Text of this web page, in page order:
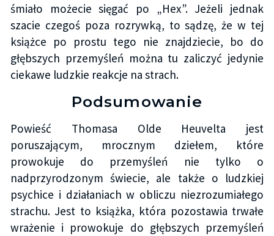
śmiało możecie sięgać po „Hex”. Jeżeli jednak
szacie czegoś poza rozrywką, to sądzę, że w tej
książce po prostu tego nie znajdziecie, bo do
głębszych przemyśleń można tu zaliczyć jedynie
ciekawe ludzkie reakcje na strach.
Podsumowanie
Powieść Thomasa Olde Heuvelta jest
poruszającym, mrocznym dziełem, które
prowokuje do przemyśleń nie tylko o
nadprzyrodzonym świecie, ale także o ludzkiej
psychice i działaniach w obliczu niezrozumiałego
strachu. Jest to książka, która pozostawia trwałe
wrażenie i prowokuje do głębszych przemyśleń